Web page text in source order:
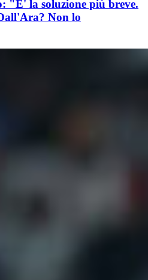
"E' la soluzione più breve.
Non lo